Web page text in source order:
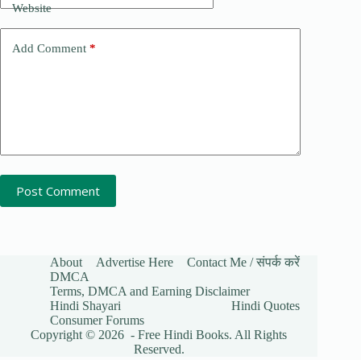
Website
Add Comment *
Post Comment
About Advertise Here
Contact Me / संपर्क करें
DMCA
Terms, DMCA and Earning Disclaimer
Hindi Shayari
Hindi Quotes
Consumer Forums
Copyright © 2026 - Free Hindi Books. All Rights
Reserved.